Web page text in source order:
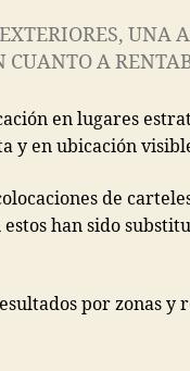
UNA
CUANTO A
en lugares
y en ubicación
de
estos han sido
por zonas y